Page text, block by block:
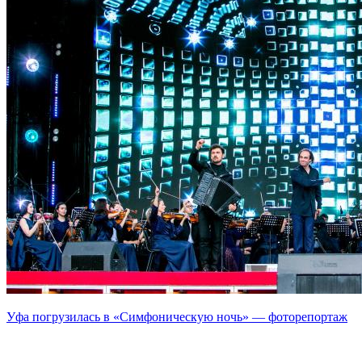
Уфа погрузилась в «Симфоническую ночь» — фоторепортаж